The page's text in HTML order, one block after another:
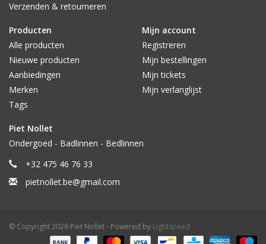
Verzenden & retourneren
Producten
Alle producten
Nieuwe producten
Aanbiedingen
Merken
Tags
Mijn account
Registreren
Mijn bestellingen
Mijn tickets
Mijn verlanglijst
Piet Nollet
Ondergoed - Badlinnen - Bedlinnen
+32 475 46 76 33
pietnollet.be@gmail.com
© Copyright 2026 Piet Nollet - Powered by Lightspeed